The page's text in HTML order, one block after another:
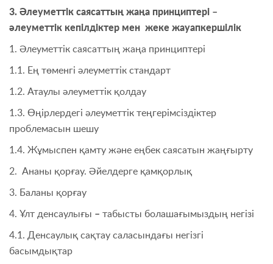
3. Әлеуметтік саясаттың жаңа принциптері –
әлеуметтік кепілдіктер мен жеке жауапкершілік
1. Әлеуметтік саясаттың жаңа принциптері
1.1. Ең төменгі әлеуметтік стандарт
1.2. Атаулы әлеуметтік қолдау
1.3. Өңірлердегі әлеуметтік теңгерімсіздіктер
проблемасын шешу
1.4. Жұмыспен қамту және еңбек саясатын жаңғырту
2. Ананы қорғау. Әйелдерге қамқорлық
3. Баланы қорғау
4. Ұлт денсаулығы – табысты болашағымыздың негізі
4.1. Денсаулық сақтау саласындағы негізгі
басымдықтар